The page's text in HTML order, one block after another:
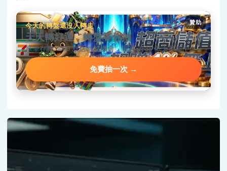
贊助
今天的轉盤還沒人轉走
天天轉好運，轉盤等你抽
單筆存款 3000 就送轉盤機會，最高 2888 每天都能中。
免費抽一次 →